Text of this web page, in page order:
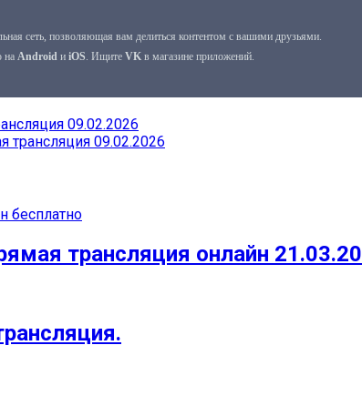
09.02.2026
трансляция 09.02.2026
бесплатно
трансляция онлайн